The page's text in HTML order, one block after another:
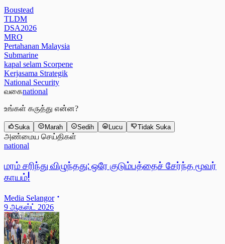
Boustead
TLDM
DSA2026
MRO
Pertahanan Malaysia
Submarine
kapal selam Scorpene
Kerjasama Strategik
National Security
வகைnational
உங்கள் கருத்து என்ன?
Suka Marah Sedih Lucu Tidak Suka
அண்மைய செய்திகள்
national
மரம் சரிந்து விழுந்தது: ஒரே குடும்பத்தைச் சேர்ந்த மூவர்
காயம்!
Media Selangor
9 ஆகஸ்ட் 2026